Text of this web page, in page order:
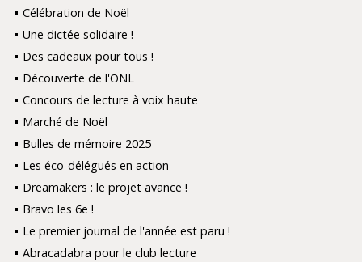
Célébration de Noël
Une dictée solidaire !
Des cadeaux pour tous !
Découverte de l'ONL
Concours de lecture à voix haute
Marché de Noël
Bulles de mémoire 2025
Les éco-délégués en action
Dreamakers : le projet avance !
Bravo les 6e !
Le premier journal de l'année est paru !
Abracadabra pour le club lecture